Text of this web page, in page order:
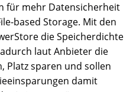
für mehr Datensicherheit
based Storage. Mit den
die Speicherdichte
laut Anbieter die
Platz sparen und sollen
damit